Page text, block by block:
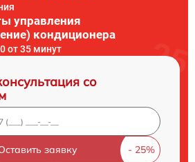
управления
кондиционера
от 35 минут
со
заявку